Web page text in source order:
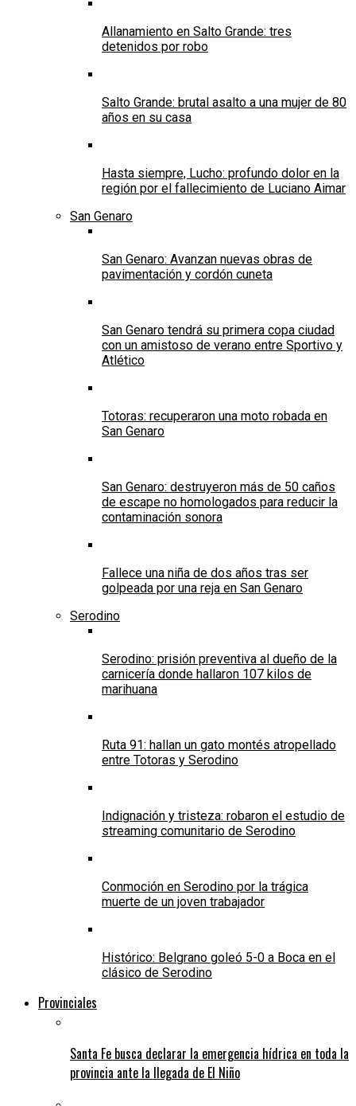
Allanamiento en Salto Grande: tres
detenidos por robo
Salto Grande: brutal asalto a una mujer de 80
años en su casa
Hasta siempre, Lucho: profundo dolor en la
región por el fallecimiento de Luciano Aimar
San Genaro
San Genaro: Avanzan nuevas obras de
pavimentación y cordón cuneta
San Genaro tendrá su primera copa ciudad
con un amistoso de verano entre Sportivo y
Atlético
Totoras: recuperaron una moto robada en
San Genaro
San Genaro: destruyeron más de 50 caños
de escape no homologados para reducir la
contaminación sonora
Fallece una niña de dos años tras ser
golpeada por una reja en San Genaro
Serodino
Serodino: prisión preventiva al dueño de la
carnicería donde hallaron 107 kilos de
marihuana
Ruta 91: hallan un gato montés atropellado
entre Totoras y Serodino
Indignación y tristeza: robaron el estudio de
streaming comunitario de Serodino
Conmoción en Serodino por la trágica
muerte de un joven trabajador
Histórico: Belgrano goleó 5-0 a Boca en el
clásico de Serodino
Provinciales
Santa Fe busca declarar la emergencia hídrica en toda la
provincia ante la llegada de El Niño